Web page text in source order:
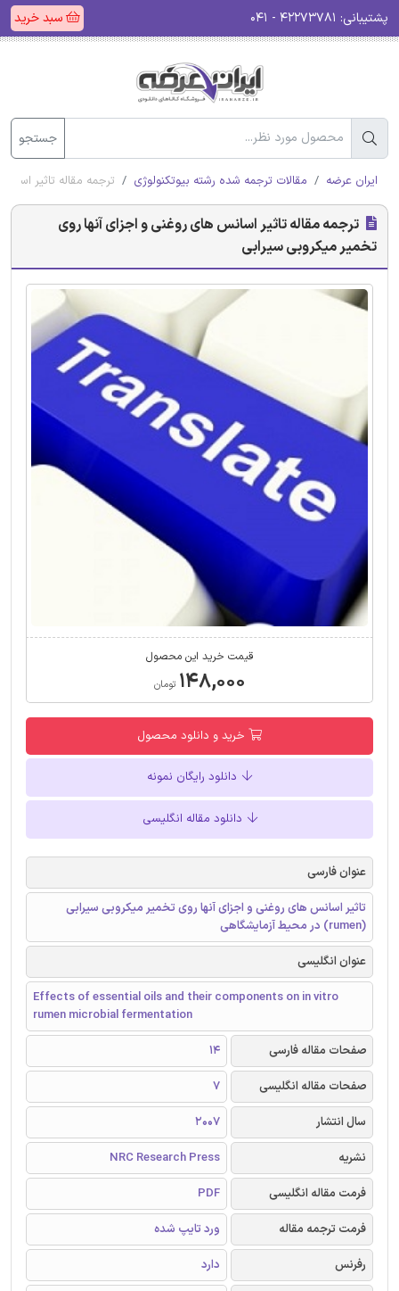
پشتیبانی: سبد خرید
جستجو
ایران عرضه مقالات ترجمه شده رشته بیوتکنولوژی ترجمه مقاله تاثیر
ترجمه مقاله تاثیر اسانس های روغنی و اجزای آنها روی
تخمیر میکروبی سیرابی
قیمت خرید این محصول
۱۴۸,۰۰۰ تومان
خرید و دانلود محصول
دانلود رایگان نمونه
دانلود مقاله انگلیسی
عنوان فارسی
تاثیر اسانس های روغنی و اجزای آنها روی تخمیر میکروبی سیرابی
(rumen) در محیط آزمایشگاهی
عنوان انگلیسی
Effects of essential oils and their components on in vitro
rumen microbial fermentation
صفحات مقاله فارسی
14
صفحات مقاله انگلیسی
7
سال انتشار
2007
نشریه
NRC Research Press
فرمت مقاله انگلیسی
PDF
فرمت ترجمه مقاله
ورد تایپ شده
رفرنس
دارد